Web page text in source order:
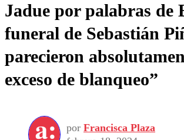
Frecuencias
Agricultura TV
Deportes
Colo Colo
Motor
Torneo Internacional
Entretención
Noticias
Internacional
Vida Social
Programas
Jadue por palabras de
funeral de Sebastián
parecieron
exceso de blanqueo”
por Francisca Plaza